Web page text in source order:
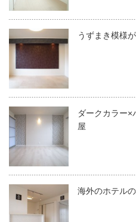
うずまき模様
ダークカラー×
屋
海外のホテル